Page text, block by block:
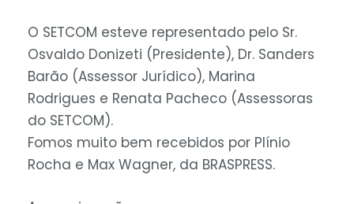
O SETCOM esteve representado pelo Sr.
Osvaldo Donizeti (Presidente), Dr. Sanders
Barão (Assessor Jurídico), Marina
Rodrigues e Renata Pacheco (Assessoras
do SETCOM).
Fomos muito bem recebidos por Plínio
Rocha e Max Wagner, da BRASPRESS.